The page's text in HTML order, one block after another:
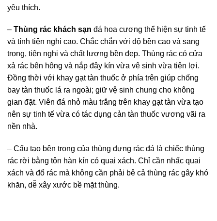
yêu thích.
– Thùng rác khách sạn đá hoa cương thể hiện sự tinh tế
và tính tiện nghi cao. Chắc chắn với độ bền cao và sang
trọng, tiện nghi và chất lượng bền đẹp. Thùng rác có cửa
xả rác bên hông và nắp đậy kín vừa vệ sinh vừa tiện lợi.
Đồng thời với khay gạt tàn thuốc ở phía trên giúp chống
bay tàn thuốc lá ra ngoài; giữ vệ sinh chung cho không
gian đặt. Viên đá nhỏ màu trắng trên khay gạt tàn vừa tạo
nên sự tinh tế vừa có tác dụng cản tàn thuốc vương vãi ra
nền nhà.
– Cấu tạo bên trong của thùng đựng rác đá là chiếc thùng
rác rời bằng tôn hàn kín có quai xách. Chỉ cần nhấc quai
xách và đổ rác mà không cần phải bê cả thùng rác gây khó
khăn, dễ xây xước bề mặt thùng.